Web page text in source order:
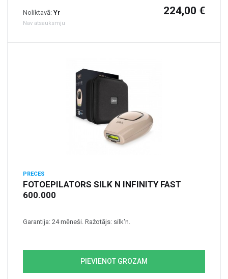
Noliktavā: Yr
Nav atsauksmju
224,00 €
PRECES
FOTOEPILATORS SILK N INFINITY FAST
600.000
Garantija: 24 mēneši. Ražotājs: silk'n.
PIEVIENOT GROZAM